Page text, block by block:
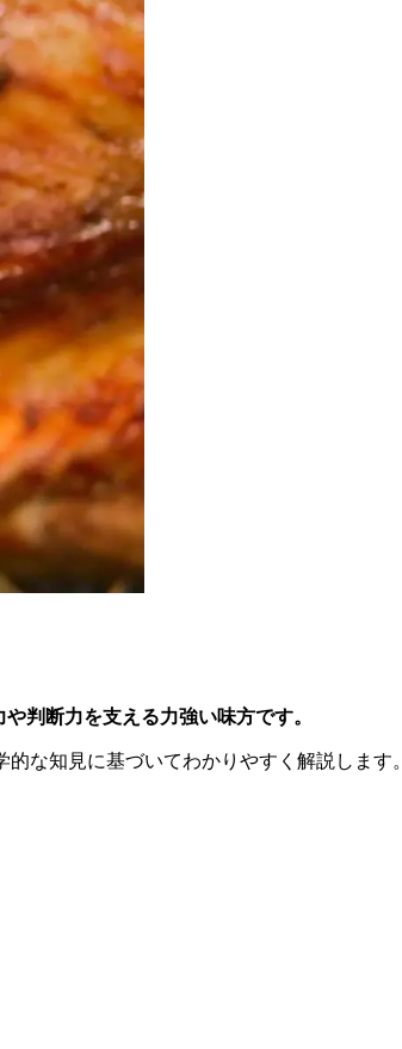
判断力を支える力強い味方です。
な知見に基づいてわかりやすく解説します。